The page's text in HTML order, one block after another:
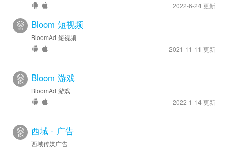
2022-6-24 更新
Bloom 短视频
BloomAd 短视频
2021-11-11 更新
Bloom 游戏
BloomAd 游戏
2022-1-14 更新
西域 - 广告
西域传媒广告